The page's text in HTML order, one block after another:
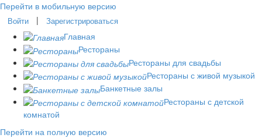
Перейти в мобильную версию
Войти | Зарегистрироваться
Главная
Рестораны
Рестораны для свадьбы
Рестораны с живой музыкой
Банкетные залы
Рестораны с детской
комнатой
Перейти на полную версию